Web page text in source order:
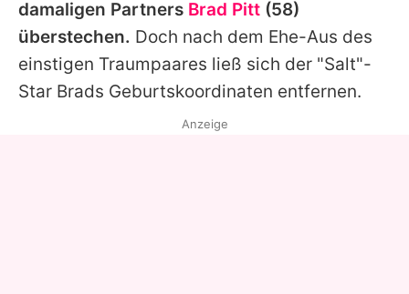
damaligen Partners Brad Pitt (58)
überstechen. Doch nach dem Ehe-Aus des
einstigen Traumpaares ließ sich der "Salt"-
Star Brads Geburtskoordinaten entfernen.
Anzeige